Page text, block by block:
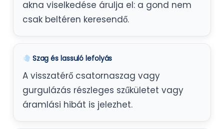
akna viselkedése árulja el: a gond nem
csak beltéren keresendő.
Szag és lassuló lefolyás
A visszatérő csatornaszag vagy
gurgulázás részleges szűkületet vagy
áramlási hibát is jelezhet.